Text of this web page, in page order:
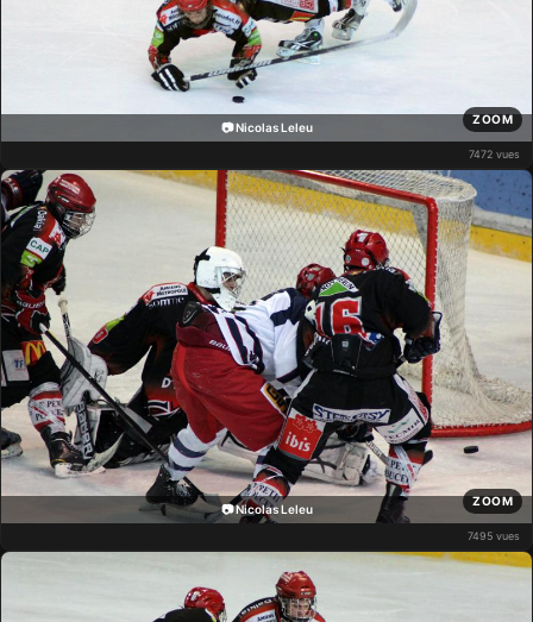
📷 Nicolas Leleu
ZOOM
7472 vues
📷 Nicolas Leleu
ZOOM
7495 vues